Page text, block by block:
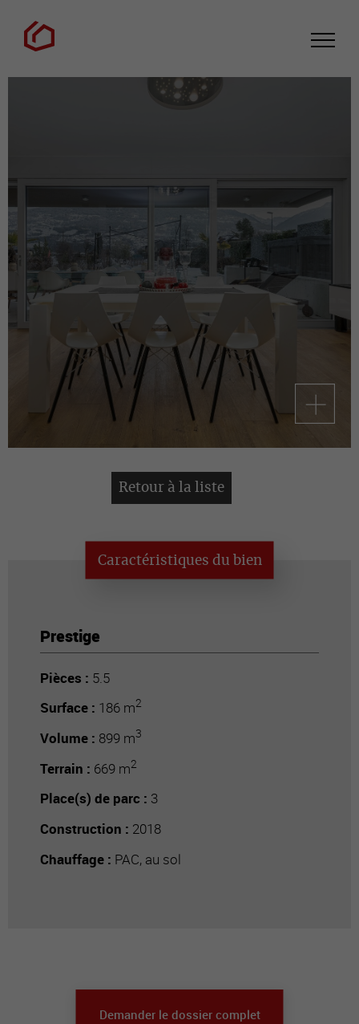
Retour à la liste
Caractéristiques du bien
Prestige
Pièces : 5.5
Surface : 186 m2
Volume : 899 m3
Terrain : 669 m2
Place(s) de parc : 3
Construction : 2018
Chauffage : PAC, au sol
Demander le dossier complet